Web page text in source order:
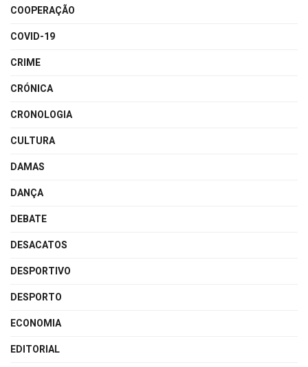
COOPERAÇÃO
COVID-19
CRIME
CRÓNICA
CRONOLOGIA
CULTURA
DAMAS
DANÇA
DEBATE
DESACATOS
DESPORTIVO
DESPORTO
ECONOMIA
EDITORIAL